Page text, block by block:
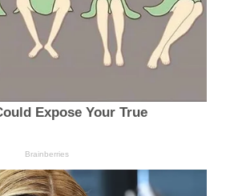
Expose Your True
Brainberries